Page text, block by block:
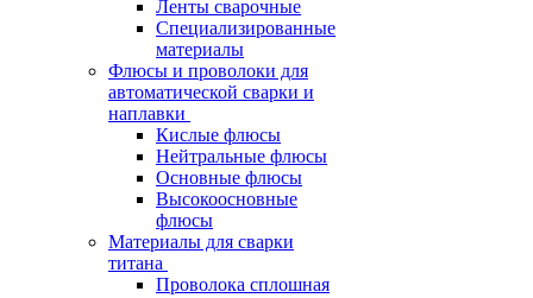
Ленты сварочные
Специализированные
материалы
Флюсы и проволоки для
автоматической сварки и
наплавки
Кислые флюсы
Нейтральные флюсы
Основные флюсы
Высокоосновные
флюсы
Материалы для сварки
титана
Проволока сплошная